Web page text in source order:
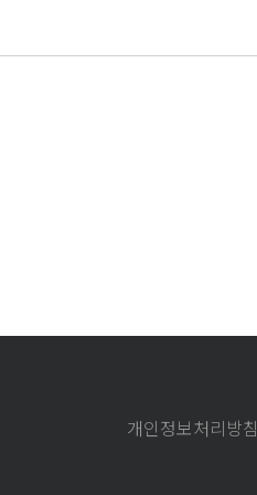
개인정보처리방침